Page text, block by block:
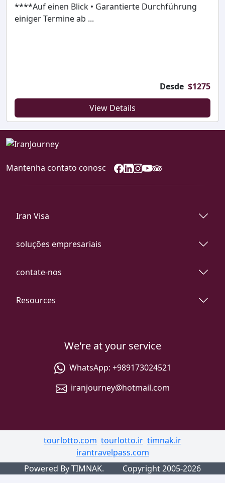
****Auf einen Blick • Garantierte Durchführung
einiger Termine ab ...
Desde $1275
View Details
Mantenha contato conosc
Iran Visa
soluções empresariais
contate-nos
Resources
We're at your service
WhatsApp: +989173024521
iranjourney@hotmail.com
tourlotto.com tourlotto.ir timnak.ir
irantravelpass.com
Powered By TIMNAK.
Copyright 2005-2026